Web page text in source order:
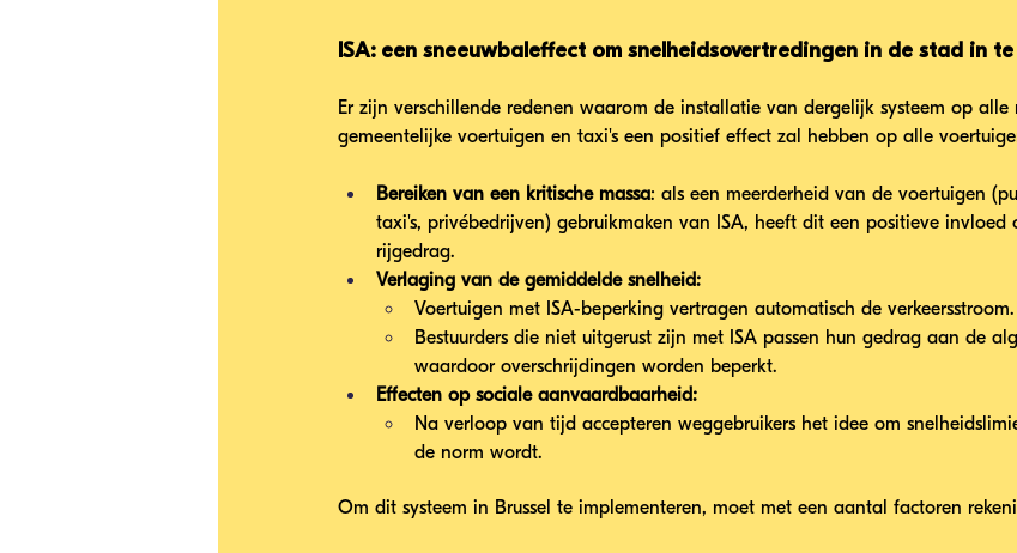
ISA: een sneeuwbaleffect om snelheidsovertredingen in de stad in
Er zijn verschillende redenen waarom de installatie van dergelijk systeem op alle
gemeentelijke voertuigen en taxi's een positief effect zal hebben op alle
Bereiken van een kritische massa: als een meerderheid van de voertuigen
taxi's, privébedrijven) gebruikmaken van ISA, heeft dit een positieve invloed
rijgedrag.
Verlaging van de gemiddelde snelheid:
Voertuigen met ISA-beperking vertragen automatisch de verkeersstroom.
Bestuurders die niet uitgerust zijn met ISA passen hun gedrag aan de
waardoor overschrijdingen worden beperkt.
Effecten op sociale aanvaardbaarheid:
Na verloop van tijd accepteren weggebruikers het idee om
de norm wordt.
Om dit systeem in Brussel te implementeren, moet met een aantal factoren